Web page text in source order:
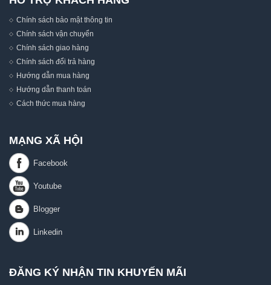
Chính sách bảo mật thông tin
Chính sách vận chuyển
Chính sách giao hàng
Chính sách đổi trả hàng
Hướng dẫn mua hàng
Hướng dẫn thanh toán
Cách thức mua hàng
MẠNG XÃ HỘI
ĐĂNG KÝ NHẬN TIN KHUYẾN MÃI